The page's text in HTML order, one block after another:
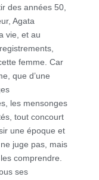
des années 50,
Agata
vie, et au
femme. Car
que d’une
les mensonges
tout concourt
une époque et
juge pas, mais
comprendre.
ses